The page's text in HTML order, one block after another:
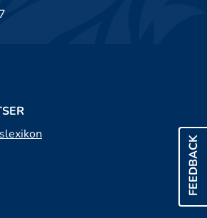
FEEDBACK